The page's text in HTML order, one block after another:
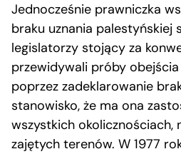
Jednocześnie prawniczka
braku uznania palestyńskiej
legislatorzy stojący za
przewidywali próby
poprzez zadeklarowanie
stanowisko, że ma ona
wszystkich okolicznościach,
zajętych terenów. W 1977